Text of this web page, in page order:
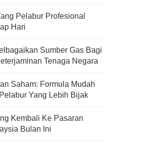
Pelabur Profesional
Hari
Sumber Gas Bagi
Tenaga Negara
Saham: Formula Mudah
Yang Lebih Bijak
Kembali Ke Pasaran
Bulan Ini